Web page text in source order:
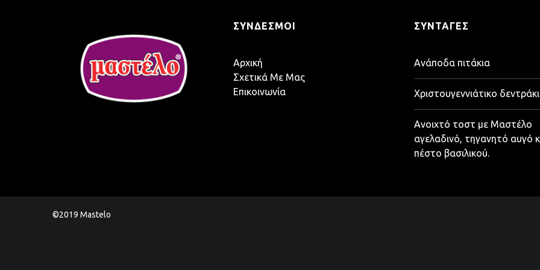
ΣΎΝΔΕΣΜΟΙ
Αρχική
Σχετικά Με Μας
Επικοινωνία
ΣΥΝΤΑΓΈΣ
Ανάποδα πιτάκια
Χριστουγεννιάτικο δεντράκι
Ανοιχτό τοστ με Μαστέλο
αγελαδινό, τηγανητό αυγό
πέστο βασιλικού.
©2019 Mastelo